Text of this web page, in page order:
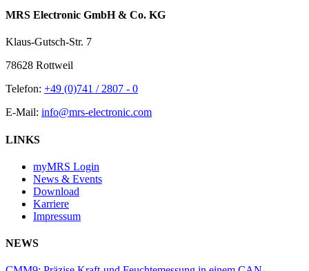
MRS Electronic GmbH & Co. KG
Klaus-Gutsch-Str. 7
78628 Rottweil
Telefon: +49 (0)741 / 2807 - 0
E-Mail: info@mrs-electronic.com
LINKS
myMRS Login
News & Events
Download
Karriere
Impressum
NEWS